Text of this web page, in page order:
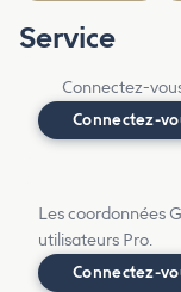
Service
Connectez-
Connectez-
Les coordonnées
utilisateurs Pro.
Connectez-